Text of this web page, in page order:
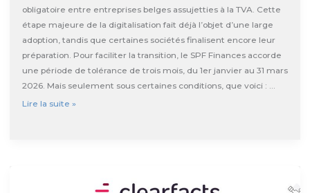
obligatoire entre entreprises belges assujetties à la TVA. Cette
étape majeure de la digitalisation fait déjà l’objet d’une large
adoption, tandis que certaines sociétés finalisent encore leur
préparation. Pour faciliter la transition, le SPF Finances accorde
une période de tolérance de trois mois, du 1er janvier au 31 mars
2026. Mais seulement sous certaines conditions, que voici : …
E-
Lire la suite »